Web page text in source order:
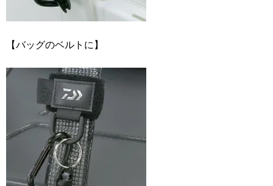
【バッグのベルトに】